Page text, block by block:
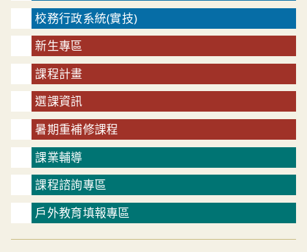
校務行政系統(實技)
新生專區
課程計畫
選課資訊
暑期重補修課程
課業輔導
課程諮詢專區
戶外教育填報專區